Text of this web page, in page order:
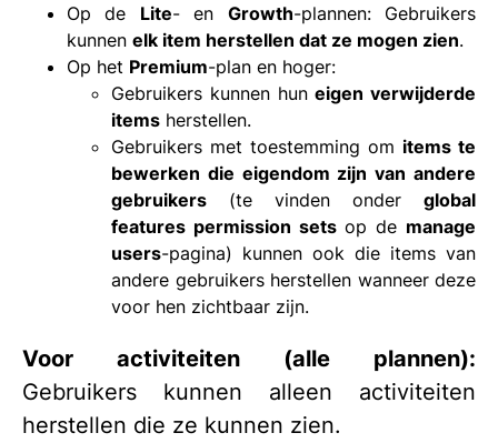
Op de Lite- en Growth-plannen: Gebruikers
kunnen elk item herstellen dat ze mogen zien.
Op het Premium-plan en hoger:
Gebruikers kunnen huneigen verwijderde
items herstellen.
Gebruikers met toestemming om items te
bewerken die eigendom zijn van andere
gebruikers (te vinden onder global
features permission setsop de manage
users-pagina) kunnen ook die items van
andere gebruikers herstellen wanneer deze
voor hen zichtbaar zijn.
Voor activiteiten (alle plannen):
Gebruikers kunnen alleen activiteiten
herstellen die ze kunnen zien.